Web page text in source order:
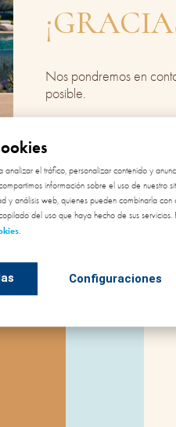
el tráfico, personalizar contenido y
información sobre el uso de nuestro
y análisis web, quienes pueden combinarla con
del uso que haya hecho de sus servicios.
.
Configuraciones
Nos pondremos en
posible.​